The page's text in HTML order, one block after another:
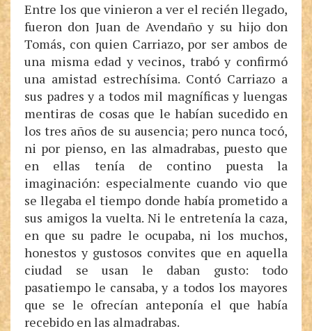
Entre los que vinieron a ver el recién llegado,
fueron don Juan de Avendaño y su hijo don
Tomás, con quien Carriazo, por ser ambos de
una misma edad y vecinos, trabó y confirmó
una amistad estrechísima. Contó Carriazo a
sus padres y a todos mil magníficas y luengas
mentiras de cosas que le habían sucedido en
los tres años de su ausencia; pero nunca tocó,
ni por pienso, en las almadrabas, puesto que
en ellas tenía de contino puesta la
imaginación: especialmente cuando vio que
se llegaba el tiempo donde había prometido a
sus amigos la vuelta. Ni le entretenía la caza,
en que su padre le ocupaba, ni los muchos,
honestos y gustosos convites que en aquella
ciudad se usan le daban gusto: todo
pasatiempo le cansaba, y a todos los mayores
que se le ofrecían anteponía el que había
recebido en las almadrabas.